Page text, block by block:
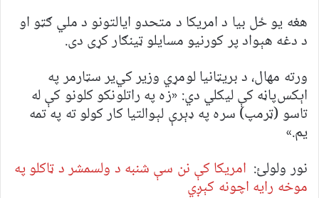
هغه یو ځل بیا د امریکا د متحدو ایالتونو د ملي ګټو او
د دغه هېواد پر کورنیو مسایلو ټینګار کړی دی.
ورته مهال، د بریټانیا لومړي وزیر کي‌یر سټارمر په
اېکس‌پاڼه کې لیکلي دي: «زه په راتلونکو کلونو کې له
تاسو (ټرمپ) سره په ډېرې لېوالتیا کار کولو ته په تمه
یم.»
نور ولولئ: امریکا کې نن سې شنبه د ولسمشر د ټاکلو په
موخه رایه اچونه کېږي